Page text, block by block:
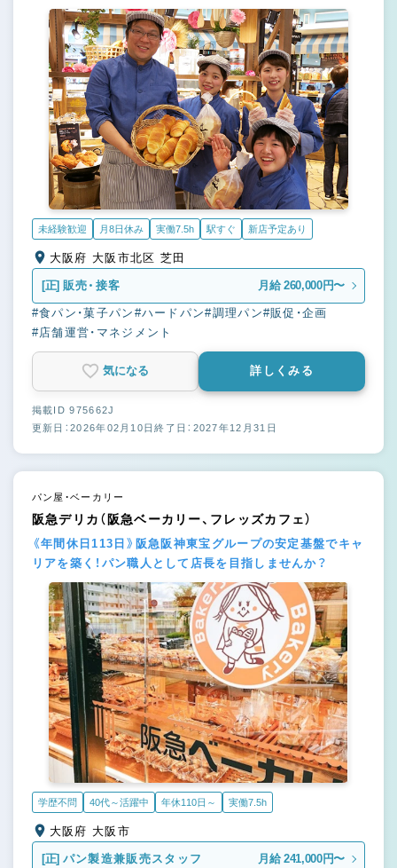
未経験歓迎 月8日休み 実働7.5h 駅すぐ 新店予定あり
大阪府 大阪市北区 芝田
[正] 販売・接客 月給 260,000円〜
#食パン・菓子パン #ハードパン#調理パン#販促・企画
#店舗運営・マネジメント
気になる 詳しくみる
掲載ID 975662J
更新日：2026年02月10日終了日：2027年12月31日
パン屋・ベーカリー
阪急デリカ（阪急ベーカリー、フレッズカフェ）
《年間休日113日》阪急阪神東宝グループの安定基盤でキャ
リアを築く！パン職人として店長を目指しませんか？
学歴不問 40代～活躍中 年休110日～ 実働7.5h
大阪府 大阪市
[正] パン製造兼販売スタッフ 月給 241,000円〜